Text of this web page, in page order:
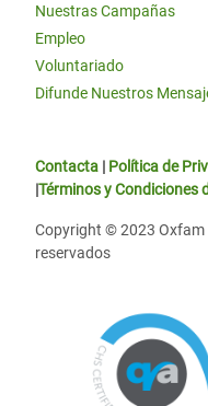
Nuestras Campañas
Empleo
Voluntariado
Difunde Nuestros
Contacta | Política de
|Términos y Condiciones
Copyright © 2023 Oxfam
reservados